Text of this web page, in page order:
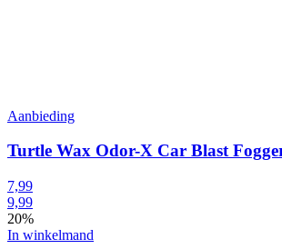
Aanbieding
Turtle Wax Odor-X Car Blast
7,99
9,99
20%
In winkelmand